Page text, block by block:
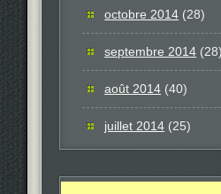
octobre 2014 (28)
septembre 2014 (28)
août 2014 (40)
juillet 2014 (25)